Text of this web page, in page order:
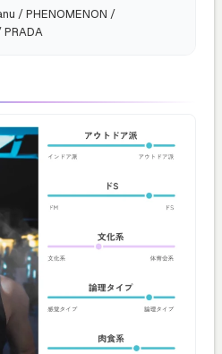
/ PHENOMENON /
PRADA